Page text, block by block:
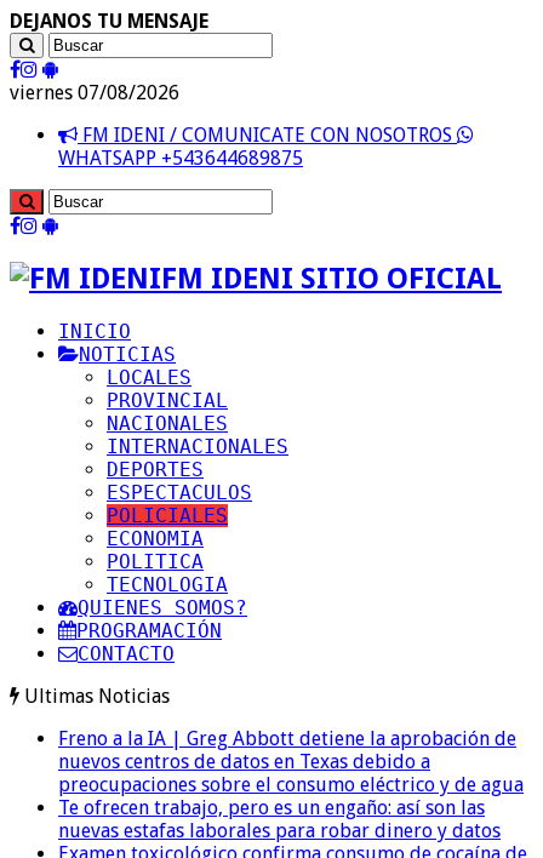
DEJANOS TU MENSAJE
viernes 07/08/2026
FM IDENI / COMUNICATE CON NOSOTROS
WHATSAPP +543644689875
FM IDENI SITIO OFICIAL
INICIO
NOTICIAS
LOCALES
PROVINCIAL
NACIONALES
INTERNACIONALES
DEPORTES
ESPECTACULOS
POLICIALES
ECONOMIA
POLITICA
TECNOLOGIA
QUIENES SOMOS?
PROGRAMACIÓN
CONTACTO
Ultimas Noticias
Freno a la IA | Greg Abbott detiene la aprobación de
nuevos centros de datos en Texas debido a
preocupaciones sobre el consumo eléctrico y de agua
Te ofrecen trabajo, pero es un engaño: así son las
nuevas estafas laborales para robar dinero y datos